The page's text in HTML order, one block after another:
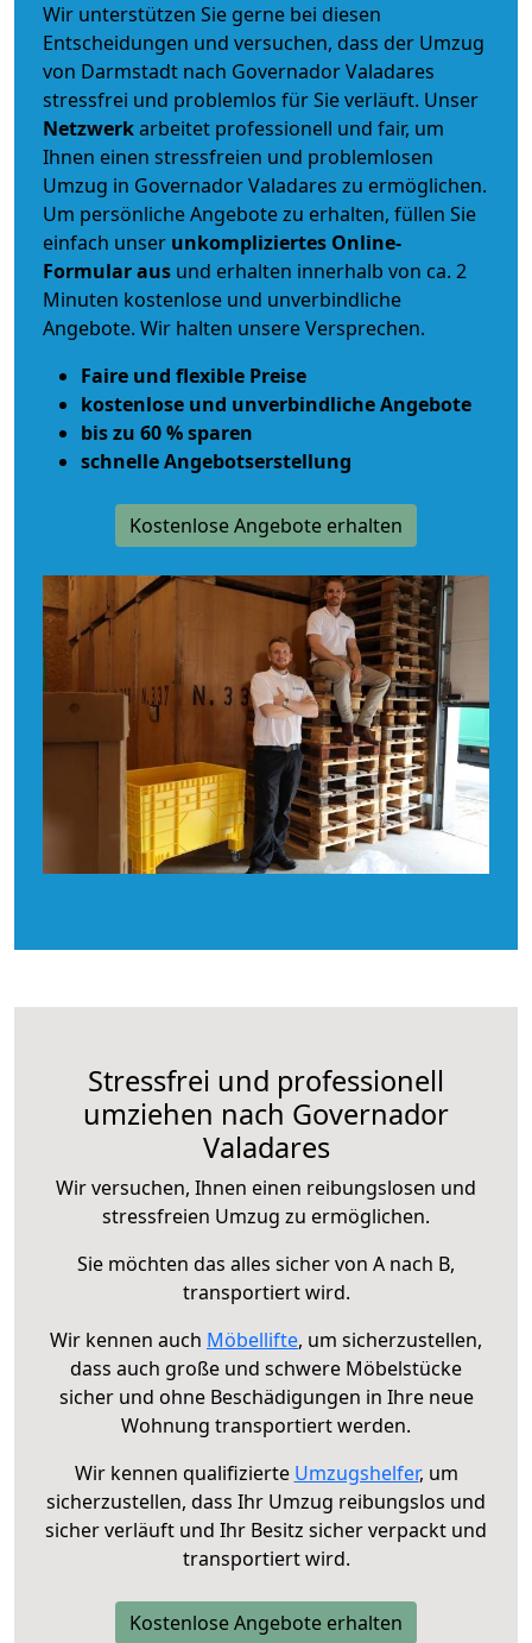
Wir unterstützen Sie gerne bei diesen
Entscheidungen und versuchen, dass der Umzug
von Darmstadt nach Governador Valadares
stressfrei und problemlos für Sie verläuft. Unser
Netzwerkarbeitet professionell und fair, um
Ihnen einen stressfreien und problemlosen
Umzug in Governador Valadares zu ermöglichen.
Um persönliche Angebote zu erhalten, füllen Sie
einfach unser unkompliziertes Online-
Formular aus und erhalten innerhalb von ca. 2
Minuten kostenlose und unverbindliche
Angebote. Wir halten unsere Versprechen.
Faire und flexible Preise
kostenlose und unverbindliche Angebote
bis zu 60 % sparen
schnelle Angebotserstellung
Kostenlose Angebote erhalten
Stressfrei und professionell
umziehen nach Governador
Valadares
Wir versuchen, Ihnen einen reibungslosen und
stressfreien Umzug zu ermöglichen.
Sie möchten das alles sicher von A nach B,
transportiert wird.
Wir kennen auch Möbellifte, um sicherzustellen,
dass auch große und schwere Möbelstücke
sicher und ohne Beschädigungen in Ihre neue
Wohnung transportiert werden.
Wir kennen qualifizierte Umzugshelfer, um
sicherzustellen, dass Ihr Umzug reibungslos und
sicher verläuft und Ihr Besitz sicher verpackt und
transportiert wird.
Kostenlose Angebote erhalten